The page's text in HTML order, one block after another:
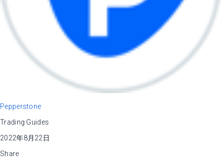
Pepperstone
Trading Guides
2022年8月22日
Share